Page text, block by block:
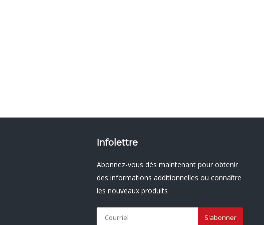
Infolettre
Abonnez-vous dès maintenant pour obtenir
des informations additionnelles ou connaître
les nouveaux produits
S'abonner